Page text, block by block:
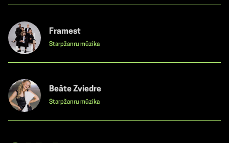
Framest
Starpžanru mūzika
Beāte Zviedre
Starpžanru mūzika